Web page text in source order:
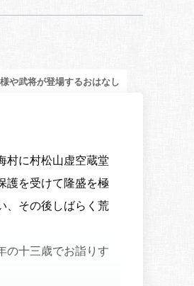
や武将が登場するおはなし
村に村松山虚空蔵堂
護を受けて隆盛を極
、その後しばらく荒
の十三歳でお詣りす